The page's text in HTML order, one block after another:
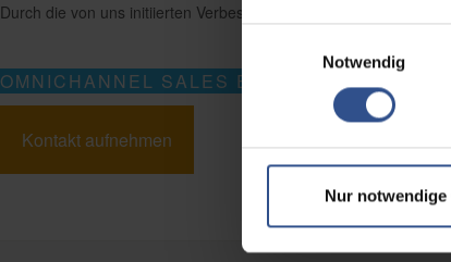
Notwendig
Nur notwendige
Durch die von uns initiierten Verbesserungen steigern Sie Ihre
OMNICHANNEL SALES EXCELLENCE
Kontakt aufnehmen